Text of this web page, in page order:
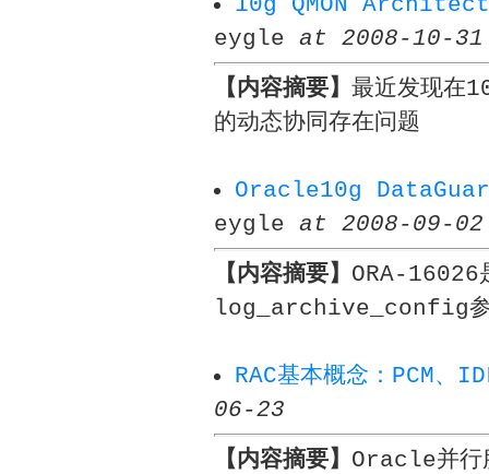
eygle at 2008-10-31
【内容摘要】 最近发现在
的动态协同存在问题
Oracle10g
eygle at 2008-09-02
【内容摘要】 ORA-16026
log_archive_config参数
RAC基本概念：PCM、
06-23
【内容摘要】 Oracle并行